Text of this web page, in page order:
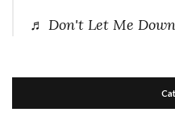
♬ Don't Let Me